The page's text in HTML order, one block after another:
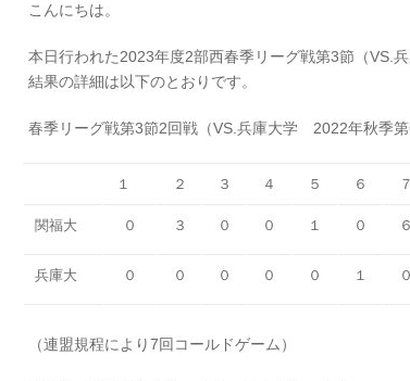
こんにちは。
本日行われた2023年度2部西春季リーグ戦第3節（VS.
結果の詳細は以下のとおりです。
春季リーグ戦第3節2回戦（VS.兵庫大学 2022年秋季第
１ ２ ３ ４ ５ ６ ７
関福大 ０ ３ ０ ０ １ ０ ６
兵庫大 ０ ０ ０ ０ ０ １ ０
（連盟規程により7回コールドゲーム）